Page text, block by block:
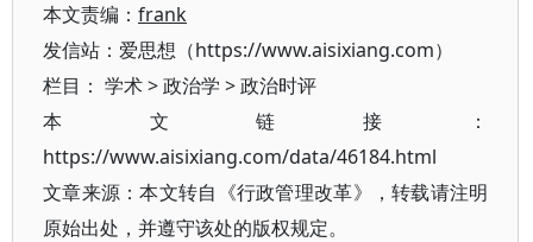
本文责编： frank
发信站：爱思想（https://www.aisixiang.com）
栏目： 学术>政治学 >政治时评
本文链接：
https://www.aisixiang.com/data/46184.html
文章来源：本文转自《行政管理改革》，转载请注明
原始出处，并遵守该处的版权规定。